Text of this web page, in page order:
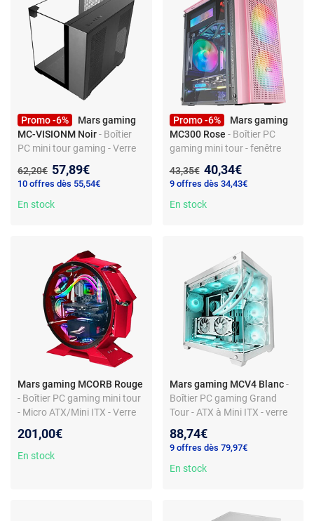
Promo -6%
Mars gaming
MC-VISIONM Noir- Boîtier
PC mini tour gaming - Verre
ITX - USB 3.0 - Watercooling
Ancien prix :
62,20€ Nouveau prix :
57,89€
10 offres dès 55,54€
En stock
Promo -6%
Mars gaming
MC300 Rose - Boîtier PC
gaming mini tour - fenêtre
ATX/Mini ITX - USB 3.0
Ancien prix :
43,35€ Nouveau prix :
40,34€
9 offres dès 34,43€
En stock
Mars gaming MCORB Rouge
- Boîtier PC gaming mini tour
- Micro ATX/Mini ITX - Verre
201,00€
En stock
Mars gaming MCV4 Blanc -
Boîtier PC gaming Grand
Tour - ATX à Mini ITX - verre
watercooling - USB 3.0
88,74€
9 offres dès 79,97€
En stock